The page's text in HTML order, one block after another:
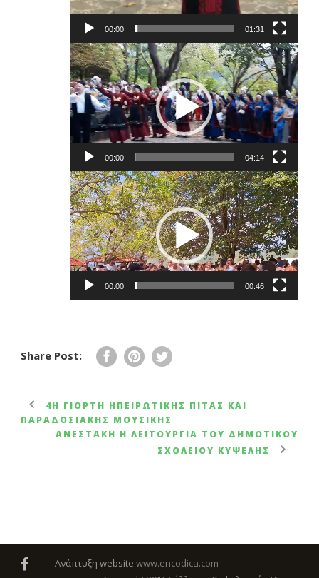
00:00 01:31
Πρόγραμμα
Αναπαραγωγής
Βίντεο
00:00 04:14
Πρόγραμμα
Αναπαραγωγής
Βίντεο
00:00 00:46
Share Post:
4Η ΓΙΟΡΤΉ ΗΠΕΙΡΏΤΙΚΉΣ ΠΊΤΑΣ ΚΑΙ
ΠΑΡΑΔΟΣΙΑΚΉΣ ΜΟΥΣΙΚΉΣ
ΑΝΕΣΤΆΚΗ Η ΛΕΙΤΟΥΡΓΊΑ ΤΟΥ ΔΗΜΟΤΙΚΟΎ
ΣΧΟΛΕΊΟΥ ΚΥΨΈΛΗΣ
Ανάπτυξη website www.encodica.com